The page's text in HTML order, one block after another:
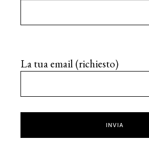
La tua email (richiesto)
INVIA